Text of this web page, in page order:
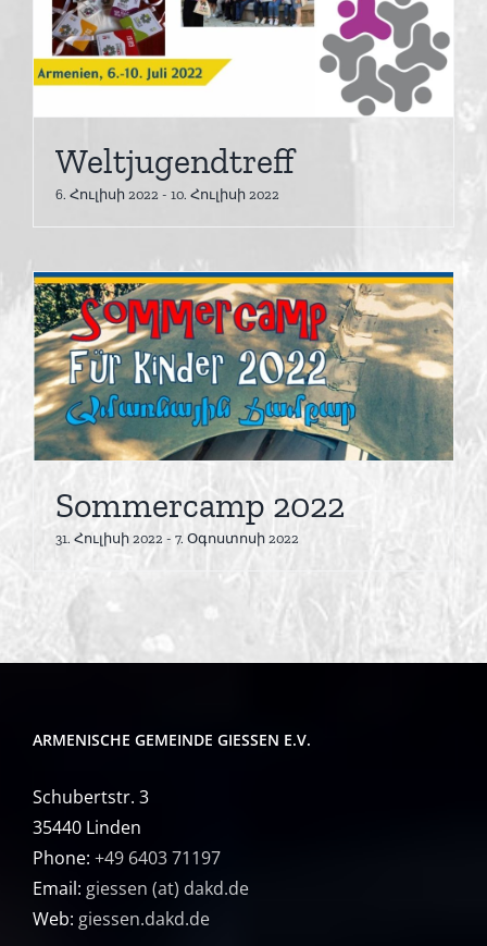
Weltjugendtreff
6. Հուլիսի 2022 - 10. Հուլիսի 2022
Sommercamp 2022
31. Հուլիսի 2022 - 7. Օգոստոսի 2022
ARMENISCHE GEMEINDE GIESSEN E.V.
Schubertstr. 3
35440 Linden
Phone: +49 6403 71197
Email: giessen (at) dakd.de
Web: giessen.dakd.de